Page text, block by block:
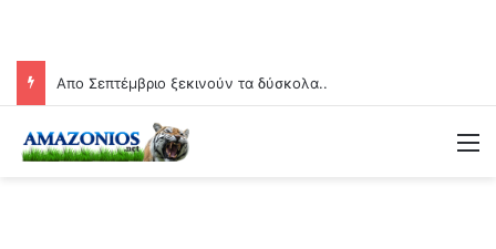
Απο Σεπτέμβριο ξεκινούν τα δύσκολα..